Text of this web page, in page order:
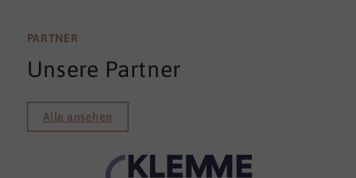
PARTNER
Unsere Partner
Alle ansehen